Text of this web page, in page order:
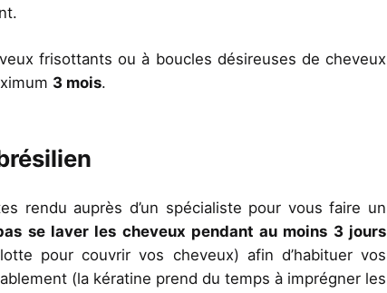
frisottants ou à boucles désireuses de cheveux
3 mois.
rendu auprès d’un spécialiste pour vous faire un
se laver les cheveux pendant au moins 3 jours
pour couvrir vos cheveux) afin d’habituer vos
(la kératine prend du temps à imprégner les